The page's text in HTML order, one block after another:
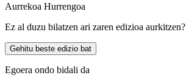
Aurrekoa Hurrengoa
Ez al duzu bilatzen ari zaren edizioa aurkitzen?
Gehitu beste edizio bat
Egoera ondo bidali da